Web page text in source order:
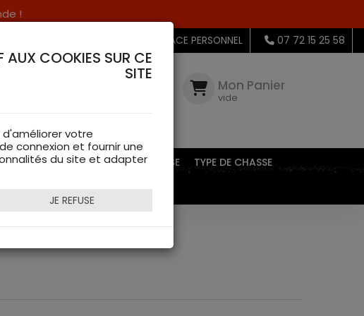
!
MON ESPACE PERSONNEL 07 72 15 25 58
Mon Panier
vide
EQUIPEMENTS DE CHASSE
TYPE DE CHASSE
AUX COOKIES SUR CE
SITE
votre
connexion et fournir une
du site et adapter
JE REFUSE